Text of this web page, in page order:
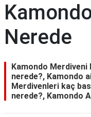
SAĞLIK
İLETİŞİM
Nerede
Kamondo Merdiveni
nerede?, Kamondo
Merdivenleri kaç
nerede?, Kamondo